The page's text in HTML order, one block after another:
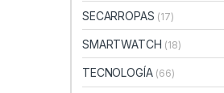
SECARROPAS (17)
SMARTWATCH (18)
TECNOLOGÍA (66)